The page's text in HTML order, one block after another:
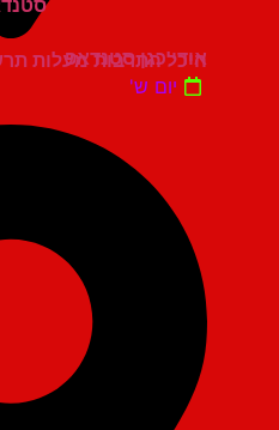
היכל התרבות מעלות תרשיחא
אודי כגן סטנדאפ
יום ש'